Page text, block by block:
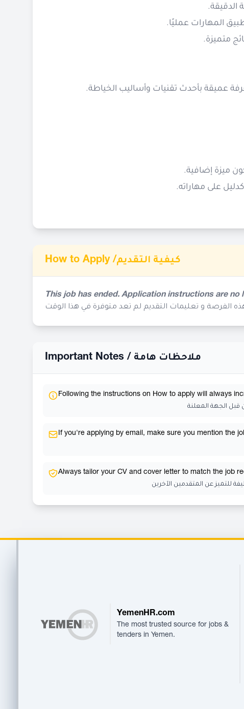
الدقيقة.
المهارات عمليًا.
متميزة.
عميقة بأحدث تقنيات وأساليب الخياطة.
ميزة إضافية.
على مهاراته.
How to Apply /كيفية التقديم
This job has ended. Application instructions are no
الفرصة و تعليمات التقديم لم تعد متوفرة في هذا الوقت
Important Notes / ملاحظات هامة
Following the instructions on How to apply will always
قبل الجهة المعلنة
If you're applying by email, make sure you mention the
Always tailor your CV and cover letter to match the job
للتميز عن المتقدمين الآخرين
YemenHR.com
The most trusted source for jobs &
tenders in Yemen.